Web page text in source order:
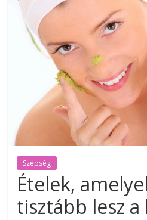
Szépség
Ételek,
tisztább lesz